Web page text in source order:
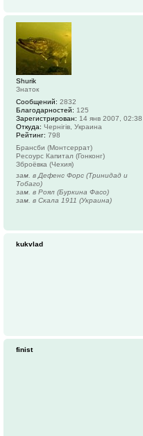
Shurik
Знаток
Сообщений: 2832
Благодарностей: 125
Зарегистрирован: 14 янв 2007, 02:38
Откуда: Чернігів, Украина
Рейтинг: 798
Брансби (Монтсеррат)
Ресоурс Капитал (Гонконг)
Зброёвка (Чехия)
зам. в Дефенс Форс (Тринидад и
Тобаго)
зам. в Роял (Буркина Фасо)
зам. в Скала 1911 (Украина)
kukvlad
finist